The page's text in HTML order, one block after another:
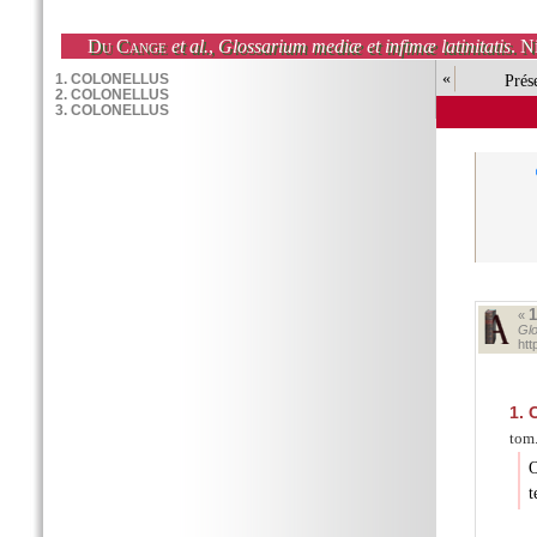
Du Cange et al., Glossarium mediæ et infimæ latinitatis.
«
«
1.